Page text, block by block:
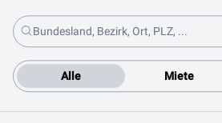
Alle Miete